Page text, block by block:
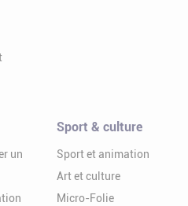
un
Sport & culture
Sport et animation
Art et culture
Micro-Folie